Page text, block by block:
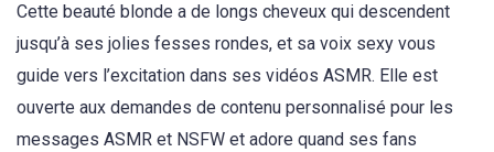
Cette beauté blonde a de longs cheveux qui descendent
jusqu’à ses jolies fesses rondes, et sa voix sexy vous
guide vers l’excitation dans ses vidéos ASMR. Elle est
ouverte aux demandes de contenu personnalisé pour les
messages ASMR et NSFW et adore quand ses fans